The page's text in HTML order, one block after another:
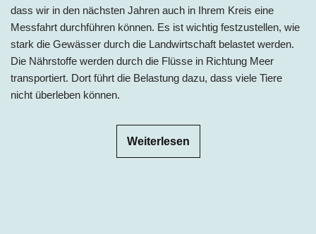
dass wir in den nächsten Jahren auch in Ihrem Kreis eine
Messfahrt durchführen können. Es ist wichtig festzustellen, wie
stark die Gewässer durch die Landwirtschaft belastet werden.
Die Nährstoffe werden durch die Flüsse in Richtung Meer
transportiert. Dort führt die Belastung dazu, dass viele Tiere
nicht überleben können.
Weiterlesen